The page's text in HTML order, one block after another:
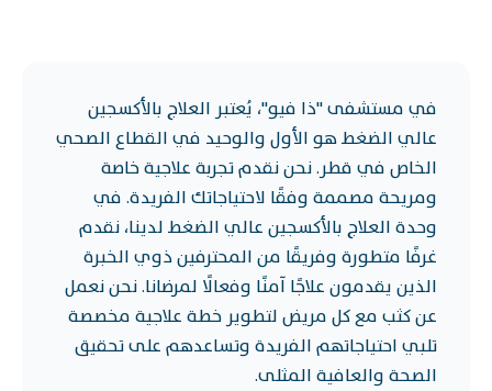
في مستشفى "ذا فيو"، يُعتبر العلاج بالأكسجين
عالي الضغط هو الأول والوحيد في القطاع الصحي
الخاص في قطر. نحن نقدم تجربة علاجية خاصة
ومريحة مصممة وفقًا لاحتياجاتك الفريدة. في
وحدة العلاج بالأكسجين عالي الضغط لدينا، نقدم
غرفًا متطورة وفريقًا من المحترفين ذوي الخبرة
الذين يقدمون علاجًا آمنًا وفعالًا لمرضانا. نحن نعمل
عن كثب مع كل مريض لتطوير خطة علاجية مخصصة
تلبي احتياجاتهم الفريدة وتساعدهم على تحقيق
الصحة والعافية المثلى.